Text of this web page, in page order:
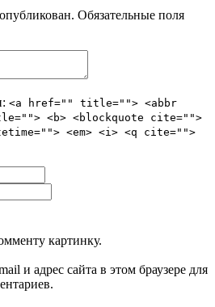
Обязательные поля
<a href="" title=""> <abbr
<b> <blockquote cite="">
<em> <i> <q cite="">
картинку.
и адрес сайта в этом браузере для